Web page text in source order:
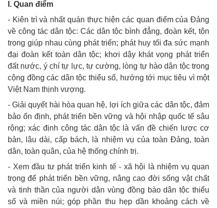
I. Quan điểm
- Kiên trì và nhất quán thực hiện các quan điểm của Đảng
về công tác dân tộc: Các dân tộc bình đẳng, đoàn kết, tôn
trọng giúp nhau cùng phát triển; phát huy tối đa sức mạnh
đại đoàn kết toàn dân tộc; khơi dậy khát vọng phát triển
đất nước, ý chí tự lực, tự cường, lòng tự hào dân tộc trong
cộng đồng các dân tộc thiểu số, hướng tới mục tiêu vì một
Việt Nam thịnh vượng.
- Giải quyết hài hòa quan hệ, lợi ích giữa các dân tộc, đảm
bảo ổn định, phát triển bền vững và hội nhập quốc tế sâu
rộng; xác định công tác dân tộc là vấn đề chiến lược cơ
bản, lâu dài, cấp bách, là nhiệm vụ của toàn Đảng, toàn
dân, toàn quân, của hệ thống chính trị.
- Xem đầu tư phát triển kinh tế - xã hội là nhiệm vụ quan
trọng để phát triển bền vững, nâng cao đời sống vật chất
và tinh thần của người dân vùng đồng bào dân tộc thiểu
số và miền núi; góp phần thu hẹp dần khoảng cách về